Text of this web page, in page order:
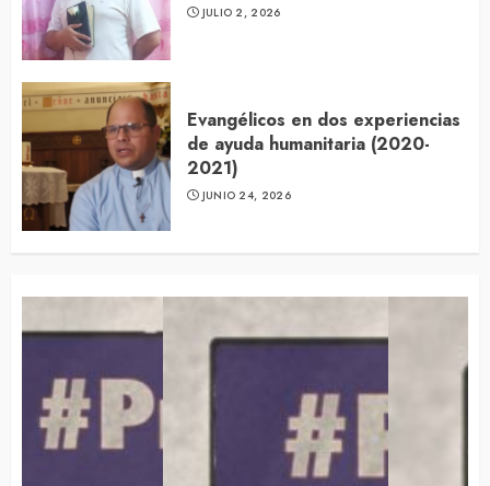
JULIO 2, 2026
Evangélicos en dos experiencias
de ayuda humanitaria (2020-
2021)
JUNIO 24, 2026